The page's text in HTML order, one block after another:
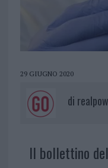
29 GIUGNO 2020
di
Il bollettino